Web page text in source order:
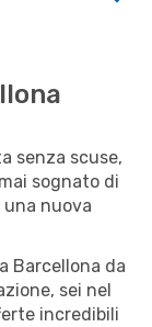
senza scuse,
sognato di
una nuova
Barcellona da
sei nel
incredibili